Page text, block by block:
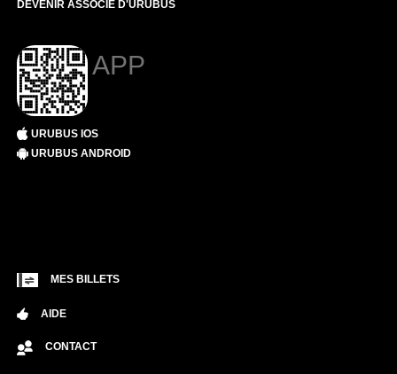
DEVENIR ASSOCIÉ D'URUBUS
APP
URUBUS IOS
URUBUS ANDROID
MES BILLETS
AIDE
CONTACT